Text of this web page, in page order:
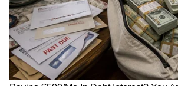
Image Credit :Asianet News
ಮದುವೆಯಾಗದೆ ತಾಯಿಯಾದ
ಹತ್ತು ವರ್ಷಗಳ ಒಟ್ಟಿಗೆ ಇದ್ದ